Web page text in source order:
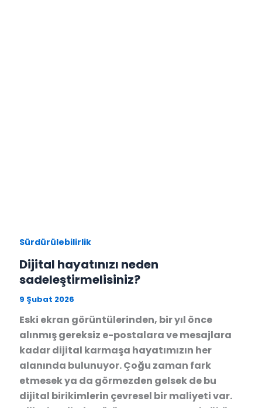
Sürdürülebilirlik
Dijital hayatınızı neden
sadeleştirmelisiniz?
9 Şubat 2026
Eski ekran görüntülerinden, bir yıl önce
alınmış gereksiz e-postalara ve mesajlara
kadar dijital karmaşa hayatımızın her
alanında bulunuyor. Çoğu zaman fark
etmesek ya da görmezden gelsek de bu
dijital birikimlerin çevresel bir maliyeti var.